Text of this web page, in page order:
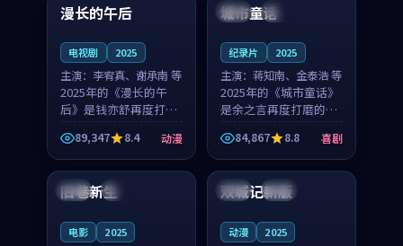
中国 高分
漫长的午后
电视剧 2025
主演： 李宥真、谢承南 等
2025年的《漫长的午
后》是钱亦舒再度打磨
的动漫佳作。中国大陆
的取景与海岛日常的氛
围相互成就，李宥真与
谢承南的对手戏自然克
制，让整部影片在悬念
89,347 8.4 动漫
美国 院线
城市童话
纪录片 2025
主演： 蒋知南、金泰浩 等
2025年的《城市童话》
是余之言再度打磨的喜
剧佳作。美国的取景与
历史战争的氛围相互成
就，蒋知南与金泰浩的
对手戏自然克制，让整
部影片在悬念与温度
84,867 8.8 喜剧
英国 完结
旧巷新生
电影 2025
中国 独播
双城记新版
动漫 2025